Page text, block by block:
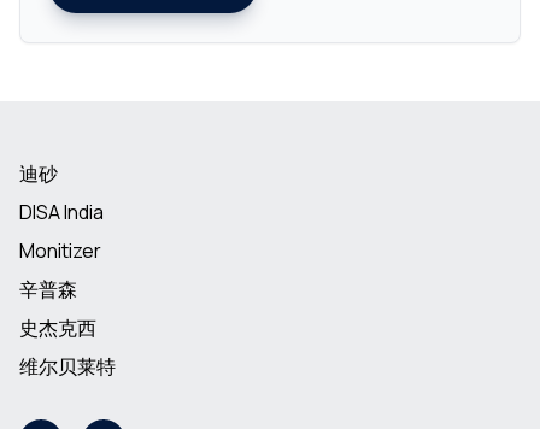
迪砂
DISA India
Monitizer
辛普森
史杰克西
维尔贝莱特